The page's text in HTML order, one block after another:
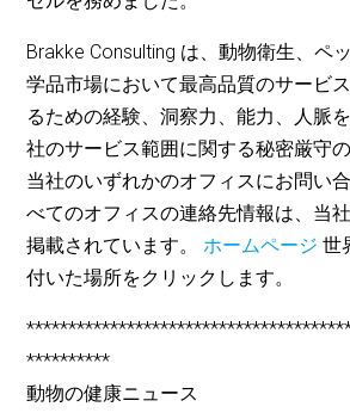
Brakke Consulting は、動物衛生、ペ
学品市場において最高品質のサービ
るための経験、洞察力、能力、人脈
社のサービス範囲に関する秘密厳守
当社のいずれかのオフィスにお問い
べてのオフィスの連絡先情報は、当
掲載されています。ホームページ 世
付いた場所をクリックします。
**********
動物の健康ニュース